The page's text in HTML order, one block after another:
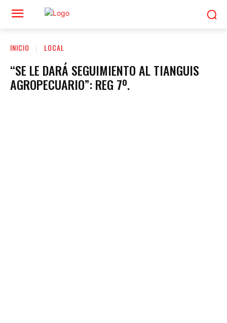
INICIO LOCAL
“SE LE DARÁ SEGUIMIENTO AL TIANGUIS
AGROPECUARIO”: REG 7º.